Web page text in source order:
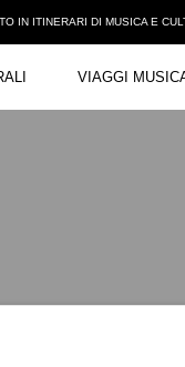
IN ITINERARI DI MUSICA E
VIAGGI